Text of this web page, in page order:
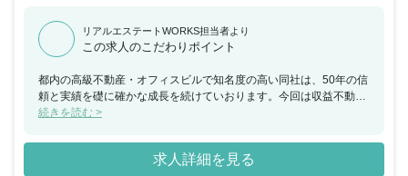
リアルエステートWORKS担当者より
この求人のこだわりポイント
都内の高級不動産・オフィスビルで知名度の高い同社は、50年の信
頼と実績を礎に確かな成長を続けていおります。今回は収益不動産
のプロパティ・マネジメントを担う専門事業部で新たなメンバーを
大化と資産価値向上をミッションに、あなた自身のキャリアのワン
ランクアップを目指していただけます。入社後研修のほか、先輩同
続きを読む >
求人詳細を見る